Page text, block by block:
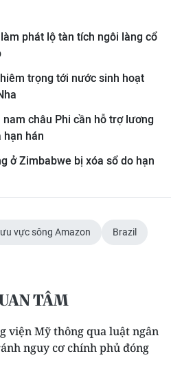
phát lộ tàn tích ngôi làng cổ
trọng tới nước sinh hoạt
châu Phi cần hỗ trợ lương
hạn hán
ở Zimbabwe bị xóa sổ do hạn
vực sông Amazon Brazil
TÂM
viện Mỹ thông qua luật ngân
nguy cơ chính phủ đóng